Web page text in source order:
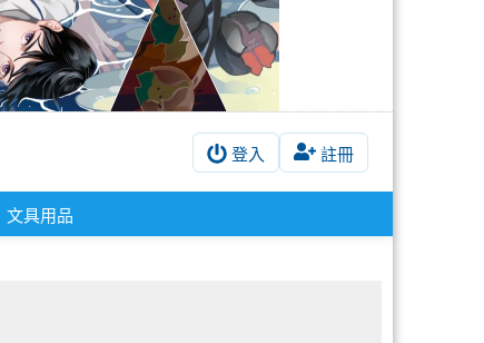
登入 註冊
文具用品